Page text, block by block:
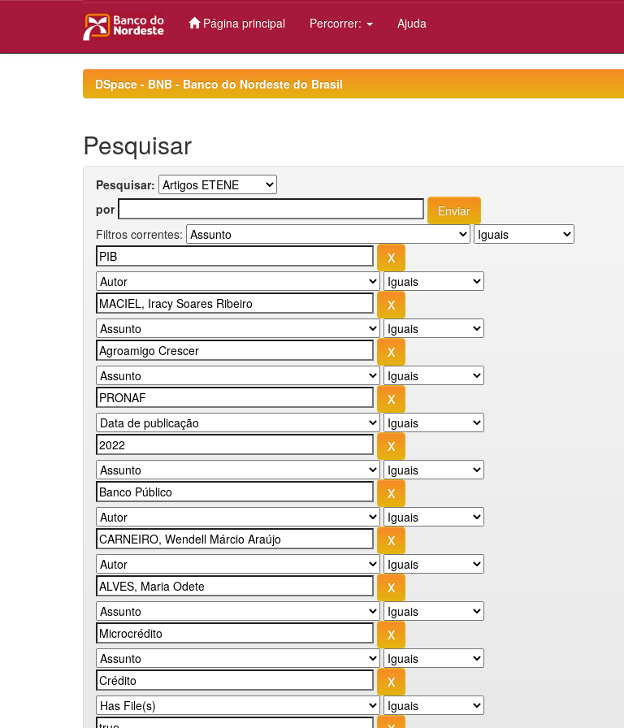
Página principal Percorrer: Ajuda
DSpace - BNB - Banco do Nordeste do Brasil
Pesquisar
Pesquisar:
por
Filtros correntes: